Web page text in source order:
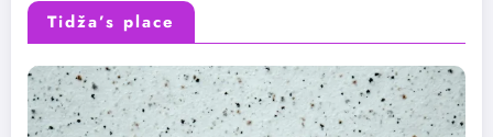
Tidža’s place